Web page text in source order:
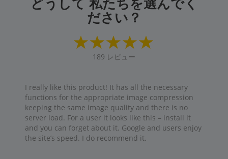
どうして 私たちを選んでく
ださい？
189 レビュー
I really like this product! It has all the necessary
functions for the appropriate image compression
keeping the same image quality and there is no
server load. For a user it looks like this – install it
and you can forget about it. Google and users enjoy
the site’s speed. I do recommend it.